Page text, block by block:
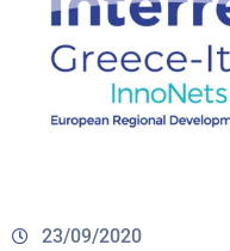
Πληροφόρηση
23/09/2020